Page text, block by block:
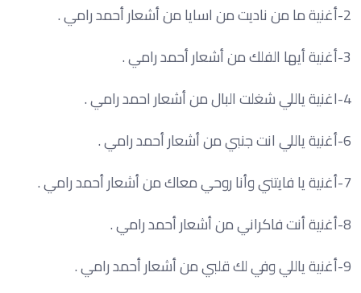
2-أغنية ما من ناديت من اسايا من أشعار أحمد رامي .
3-أغنية أيها الفلك من أشعار أحمد رامي .
4-اغنية ياللي شغلت البال من أشعار احمد رامي .
6-أغنية ياللي انت جنبي من أشعار أحمد رامي .
7-أغنية يا فايتني وأنا روحي معاك من أشعار أحمد رامي .
8-أغنية أنت فاكراني من أشعار أحمد رامي .
9-أغنية ياللي وفي لك قلبي من أشعار أحمد رامي .